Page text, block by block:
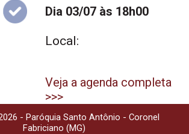
Dia 03/07 às 18h00
Local:
Veja a agenda completa
>>>
- Paróquia Santo Antônio - Coronel
Fabriciano (MG)